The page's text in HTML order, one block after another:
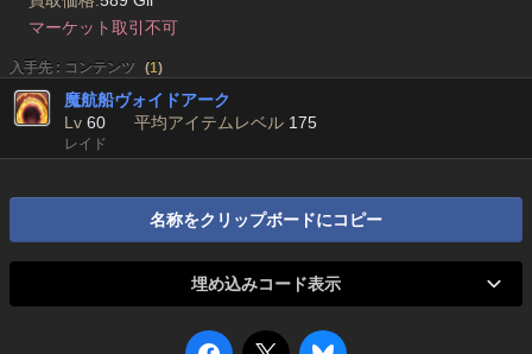
マーケット取引不可
入手先 : コンテンツ (1)
魔航船ヴォイドアーク
Lv 60 平均アイテムレベル 175
レイド
名称をクリップボードにコピー
埋め込みコード表示